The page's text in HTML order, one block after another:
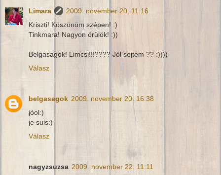
Limara
2009. november 20. 11:16
Kriszti! Köszönöm szépen! :)
Tinkmara! Nagyon örülök! :))
Belgasagok! Limcsi!!!???? Jól sejtem ?? :))))
Válasz
belgasagok 2009. november 20. 16:38
jóol:)
je suis:)
Válasz
nagyzsuzsa 2009. november 22. 11:11